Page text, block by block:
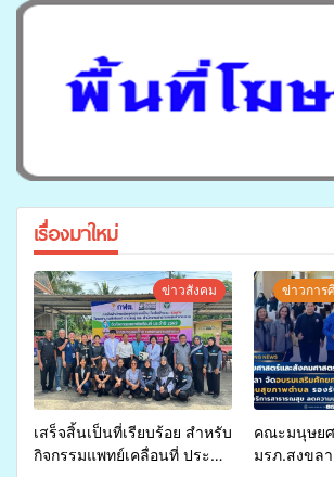
เรื่องมาใหม่
ข่าวสังคม
เสร็จสิ้นเป็นที่เรียบร้อย สำหรับ
กิจกรรมแพทย์เคลื่อนที่ ประจำ
ข่าวการ
คณะมนุษย
มรภ.สงขล